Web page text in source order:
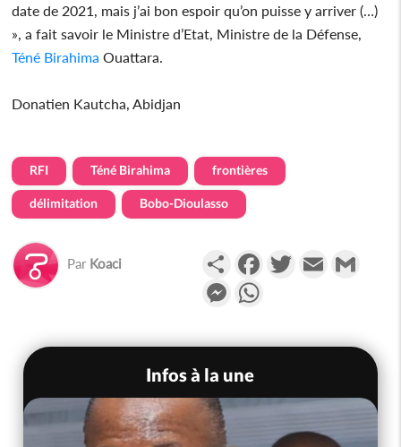
date de 2021, mais j’ai bon espoir qu’on puisse y arriver (…)
», a fait savoir le Ministre d’Etat, Ministre de la Défense,
Téné Birahima Ouattara.
Donatien Kautcha, Abidjan
RFI Téné Birahima frontières
délimitation Bobo-Dioulasso
Par Koaci PartagerFacebookTwitterEmail
Messenger
Infos à la une